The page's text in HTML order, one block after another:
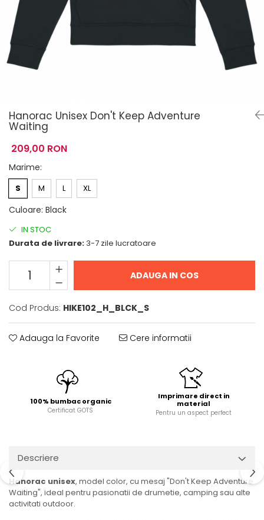
Hanorac Unisex Don't Keep Adventure
Waiting
209,00 RON
Marime:
S M L XL
Culoare: Black
IN STOC
Durata de livrare: 3-7 zile lucratoare
ADAUGA IN COS
Cod Produs: HIKE102_H_BLCK_S
Adauga la Favorite Cere informatii
100% bumbac organic
Certificat GOTS
Imprimare direct in
material
Pentru un aspect perfect
Descriere
Hanorac unisex, model color, cu mesaj "Don't Keep Adventure
Waiting", ideal pentru pasionatii de drumetie, camping sau alte
activitati outdoor.